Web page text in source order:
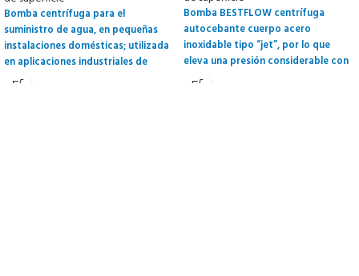
Bomba centrífuga para el
suministro de agua, en pequeñas
instalaciones domésticas; utilizada
en aplicaciones industriales de
tamaño medio y en jardinería.
Bomba BESTFLOW centrífuga
autocebante cuerpo acero
inoxidable tipo “jet”, por lo que
eleva una presión considerable con
bajo caudal. Adecuada para